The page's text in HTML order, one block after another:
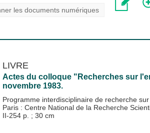
les documents numériques
LIVRE
Actes du colloque "Recherches sur
novembre 1983.
Programme interdisciplinaire de recherche
Paris : Centre National de la Recherche
II-254 p. ; 30 cm